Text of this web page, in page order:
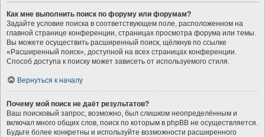
Как мне выполнить поиск по форуму или форумам?
Задайте условие поиска в соответствующем поле, расположенном на
главной странице конференции, страницах просмотра форума или темы.
Вы можете осуществить расширенный поиск, щёлкнув по ссылке
«Расширенный поиск», доступной на всех страницах конференции.
Способ доступа к поиску может зависеть от используемого стиля.
Вернуться к началу
Почему мой поиск не даёт результатов?
Ваш поисковый запрос, возможно, был слишком неопределённым и
включал много общих слов, поиск по которым в phpBB не осуществляется.
Будьте более конкретны и используйте возможности расширенного